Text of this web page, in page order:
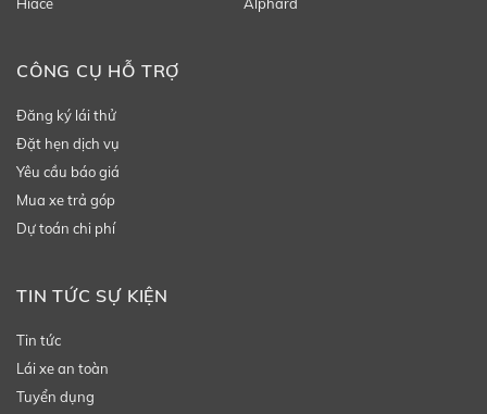
CÔNG CỤ HỖ TRỢ
Đăng ký lái thử
Đặt hẹn dịch vụ
Yêu cầu báo giá
Mua xe trả góp
Dự toán chi phí
TIN TỨC SỰ KIỆN
Tin tức
Lái xe an toàn
Tuyển dụng